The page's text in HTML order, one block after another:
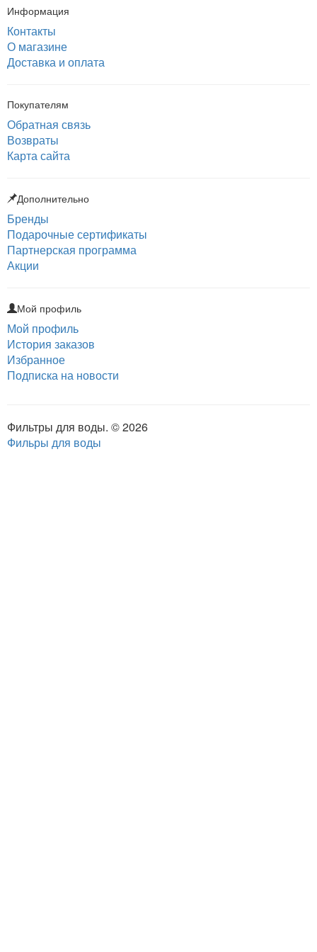
Информация
Контакты
О магазине
Доставка и оплата
Покупателям
Обратная связь
Возвраты
Карта сайта
Дополнительно
Бренды
Подарочные сертификаты
Партнерская программа
Акции
Мой профиль
Мой профиль
История заказов
Избранное
Подписка на новости
Фильтры для воды. © 2026
Фильры для воды